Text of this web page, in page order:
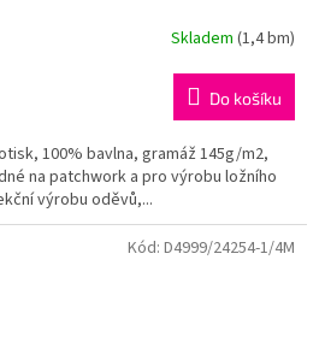
Skladem (1,4 bm)
Do košíku
100% bavlna, gramáž 145g/m2,
na patchwork a pro výrobu ložního
výrobu oděvů,...
Kód: D4999/24254-1/4M